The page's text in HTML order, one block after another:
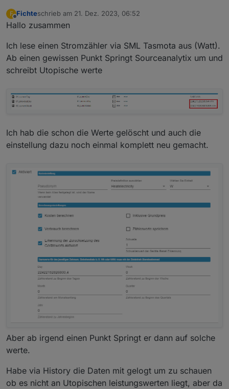
F
Offline
Fichteschrieb am 21. Dez. 2023, 06:52
zuletzt editiert von
Hallo zusammen
Ich lese einen Stromzähler via SML Tasmota aus (Watt).
Ab einen gewissen Punkt Springt Sourceanalytix um und
schreibt Utopische werte
Ich hab die schon die Werte gelöscht und auch die
einstellung dazu noch einmal komplett neu gemacht.
Aber ab irgend einen Punkt Springt er dann auf solche
werte.
Habe via History die Daten mit gelogt um zu schauen
ob es nicht an Utopischen leistungswerten liegt, aber da